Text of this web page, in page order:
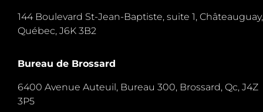
144 Boulevard St-Jean-Baptiste, suite 1, Châteauguay,
Québec, J6K 3B2
Bureau de Brossard
6400 Avenue Auteuil, Bureau 300, Brossard, Qc, J4Z
3P5